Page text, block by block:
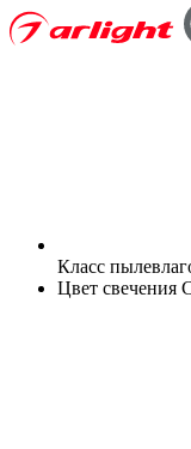
Класс
Цвет свечения